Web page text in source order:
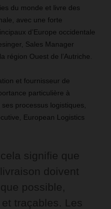
du monde et livre des
avec une forte
d’Europe occidentale
Sales Manager
région Ouest de l’Autriche.
et fournisseur de
particulière à
processus logistiques,
European Logistics
signifie que
doivent
possible,
traçables. Les